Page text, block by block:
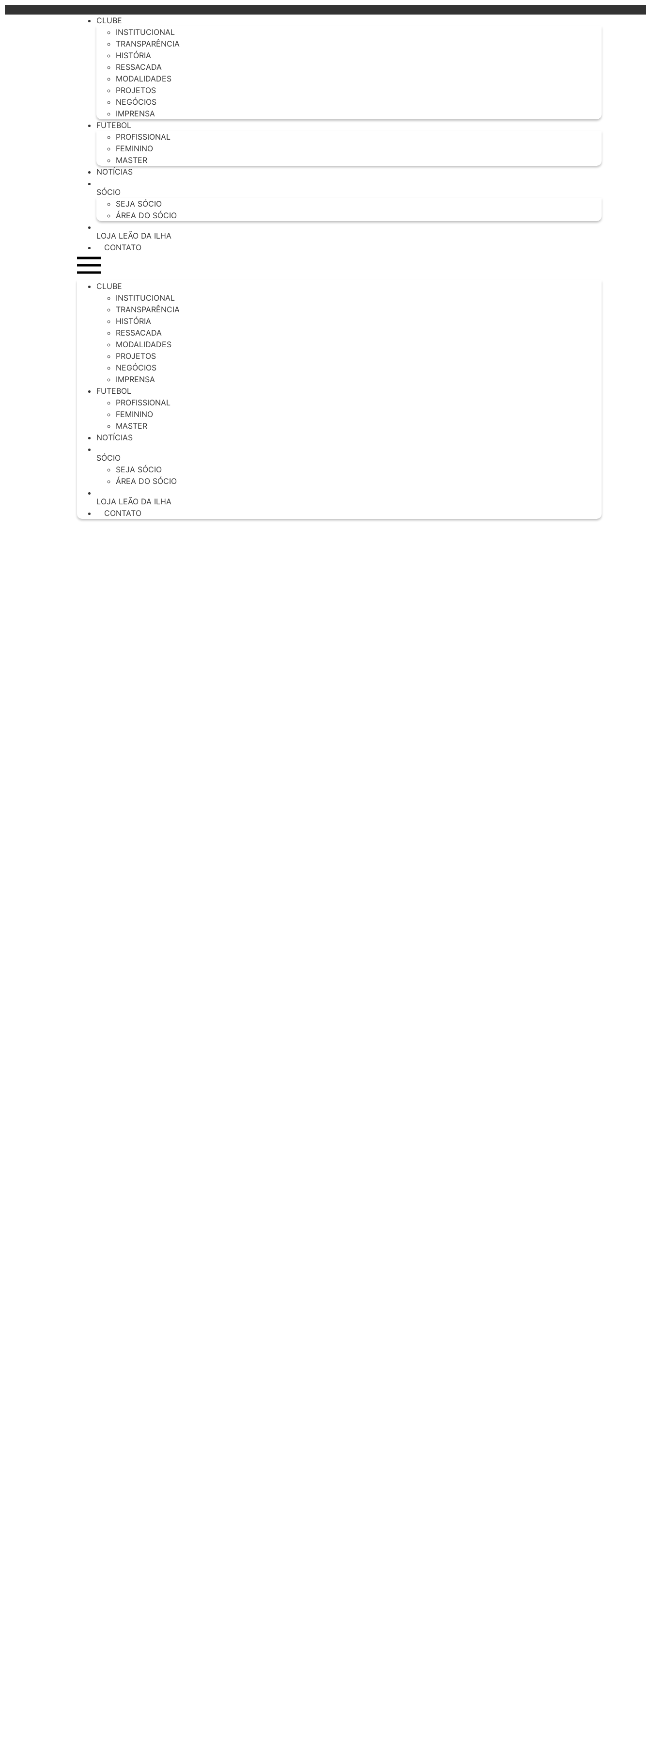
CLUBE
INSTITUCIONAL
TRANSPARÊNCIA
HISTÓRIA
RESSACADA
MODALIDADES
PROJETOS
NEGÓCIOS
IMPRENSA
FUTEBOL
PROFISSIONAL
FEMININO
MASTER
NOTÍCIAS
SÓCIO
SEJA SÓCIO
ÁREA DO SÓCIO
LOJA LEÃO DA ILHA
CONTATO
CLUBE
INSTITUCIONAL
TRANSPARÊNCIA
HISTÓRIA
RESSACADA
MODALIDADES
PROJETOS
NEGÓCIOS
IMPRENSA
FUTEBOL
PROFISSIONAL
FEMININO
MASTER
NOTÍCIAS
SÓCIO
SEJA SÓCIO
ÁREA DO SÓCIO
LOJA LEÃO DA ILHA
CONTATO